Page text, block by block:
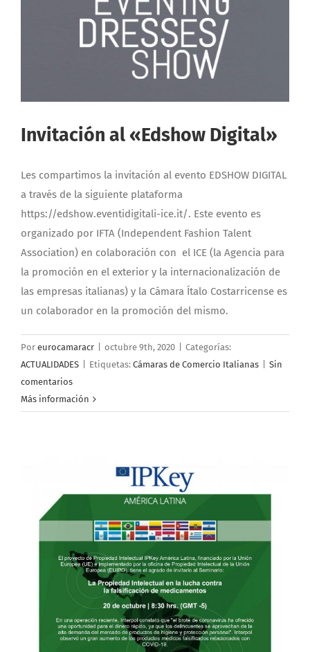
Invitación al «Edshow Digital»
Les compartimos la invitación al evento EDSHOW DIGITAL
a través de la siguiente plataforma
https://edshow.eventidigitali-ice.it/. Este evento es
organizado por IFTA (Independent Fashion Talent
Association) en colaboración con el ICE (la Agencia para
la promoción en el exterior y la internacionalización de
las empresas italianas) y la Cámara Ítalo Costarricense es
un colaborador en la promoción del mismo.
Por eurocamaracr octubre 9th, 2020
Categorías:
ACTUALIDADES
Etiquetas: Cámaras de Comercio Italianas
Sin
comentarios
Más información